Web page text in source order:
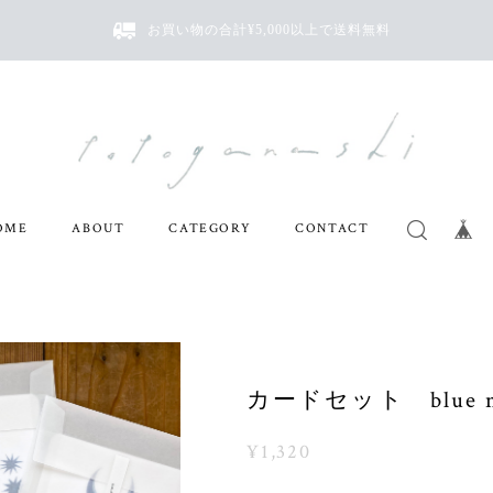
お買い物の合計¥5,000以上で送料無料
ABOUT CATEGORY CONTACT
カードセット blue
¥1,320